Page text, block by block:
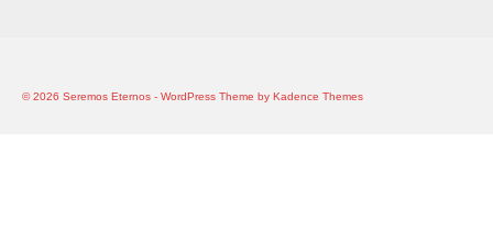
© 2026 Seremos Eternos - WordPress Theme by Kadence Themes